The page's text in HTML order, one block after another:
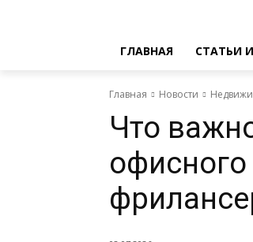
ГЛАВНАЯ СТАТЬИ
Главная Новости
Что